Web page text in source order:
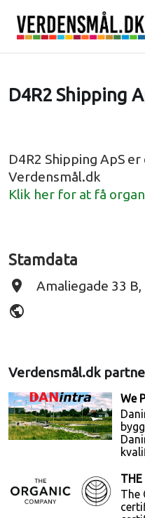
D4R2 Shipping
D4R2 Shipping ApS
Verdensmål.dk
Klik her for at få
Stamdata
place Amaliegade 33
public
Verdensmål.dk
We
THE
The